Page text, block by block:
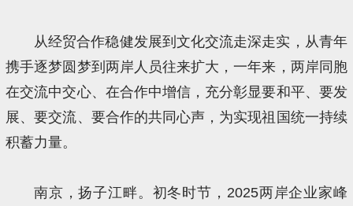
从经贸合作稳健发展到文化交流走深走实，从青年
携手逐梦圆梦到两岸人员往来扩大，一年来，两岸同胞
在交流中交心、在合作中增信，充分彰显要和平、要发
展、要交流、要合作的共同心声，为实现祖国统一持续
积蓄力量。
南京，扬子江畔。初冬时节，2025两岸企业家峰